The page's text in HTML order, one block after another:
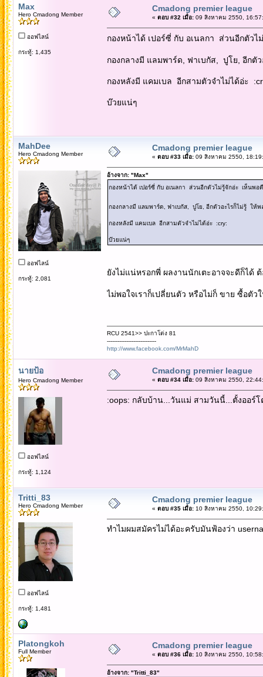
Max
Hero Cmadong Member
ออฟไลน์
กระทู้: 1,435
Cmadong premier league
« ตอบ #32 เมื่อ:09 สิงหาคม 2550,
กองหน้าได้ เปอร์ซี่ กับ อเนลกา ส่วนอีกตัว
กองกลางมี แลมพาร์ด, ฟาเบกัส, ปูโย, อีก
กองหลังมี แคมเบล อีกสามตัวจำไม่ได้อ่ะ
บ๊วยแน่ๆ
MahDee
Hero Cmadong Member
ออฟไลน์
กระทู้: 2,081
Cmadong premier league
« ตอบ #33 เมื่อ:09 สิงหาคม 2550,
อ้างจาก: "Max"
กองหน้าได้ เปอร์ซี่ กับ อเนลกา ส่วนอีกตัวไม่รู้จักอ่ะ เห็นพอ
กองกลางมี แลมพาร์ด, ฟาเบกัส, ปูโย, อีกตัวอะไรก็ไม่รู้ ใ
กองหลังมี แคมเบล อีกสามตัวจำไม่ได้อ่ะ :cry:
บ๊วยแน่ๆ
ยังไม่แน่หรอกพี่ ผลงานนักเตะอาจจะดีก็ได้
ไม่พอใจเราก็เปลี่ยนตัว หรือไม่ก็ ขาย ซื้อตั
RCU 2541>> ปะกาโด่ง 81
----------------------------
http://www.facebook.com/MrMahD
นายป้อ
Hero Cmadong Member
ออฟไลน์
กระทู้: 1,124
Cmadong premier league
« ตอบ #34 เมื่อ:09 สิงหาคม 2550,
:oops: กลับบ้าน...วันแม่ สามวันนี้...ตั้งออร์โ
Tritti_83
Hero Cmadong Member
ออฟไลน์
กระทู้: 1,481
Cmadong premier league
« ตอบ #35 เมื่อ:10 สิงหาคม 2550,
ทำไมผมสมัครไม่ได้อะครับมันฟ้องว่า
Platongkoh
Full Member
Cmadong premier league
« ตอบ #36 เมื่อ:10 สิงหาคม 2550,
อ้างจาก: "Tritti_83"